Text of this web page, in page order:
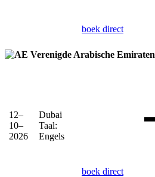
boek direct
Verenigde Arabische Emiraten
12–
10–
2026
Dubai
Taal:
Engels
boek direct